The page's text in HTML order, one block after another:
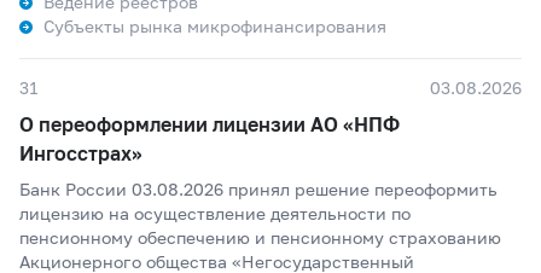
Субъекты рынка микрофинансирования
31 03.08.2026
О переоформлении лицензии АО «НПФ
Ингосстрах»
Банк России 03.08.2026 принял решение переоформить
лицензию на осуществление деятельности по
пенсионному обеспечению и пенсионному страхованию
Акционерного общества «Негосударственный